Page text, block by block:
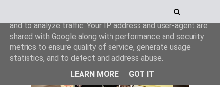
This site uses cookies from Google to deliver its services
and to analyze traffic. Your IP address and user-agent are
shared with Google along with performance and security
metrics to ensure quality of service, generate usage
statistics, and to detect and address abuse.
LEARN MORE
GOT IT